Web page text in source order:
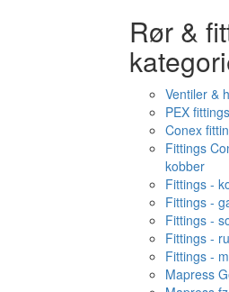
Rør &
Ventiler &
PEX fittings
Conex
Fittings
kobber
Fittings -
Fittings -
Fittings -
Fittings -
Fittings -
Mapress